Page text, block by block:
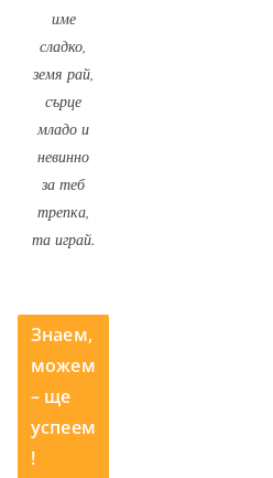
име
сладко,
земя рай,
сърце
младо и
невинно
за теб
трепка,
та играй.
Знаем,
можем
– ще
успеем
!